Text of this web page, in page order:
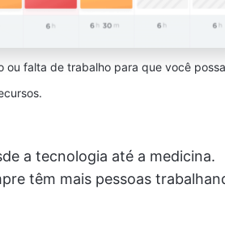
ou falta de trabalho para que você possa
a tecnologia até a medicina.
têm mais pessoas